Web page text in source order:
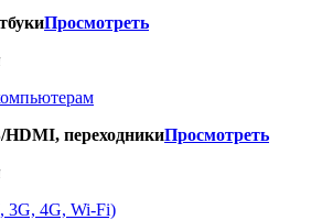
Просмотреть
переходникиПросмотреть
3G, 4G, Wi-Fi)